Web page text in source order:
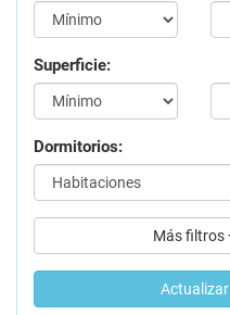
Superficie:
Dormitorios:
Más filtros
Actualizar